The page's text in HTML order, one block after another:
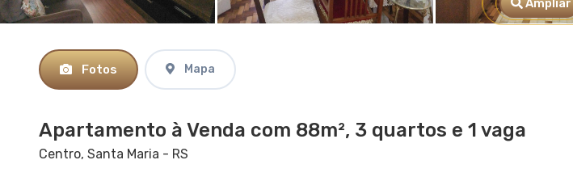
Ampliar
Fotos Mapa
Apartamento à Venda com 88m², 3 quartos e 1 vaga
Centro, Santa Maria - RS